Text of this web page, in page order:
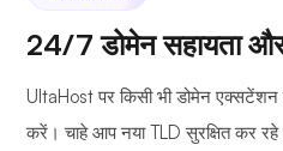
24/7 डोमेन सहायता और
UltaHost पर किसी भी डोमेन
करें। चाहे आप नया TLD सुरक्षित कर रहे